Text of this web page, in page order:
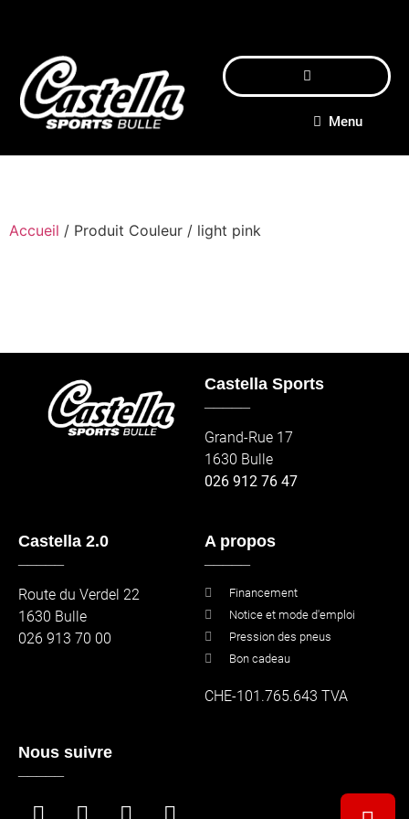
Menu
Accueil / Produit Couleur / light pink
Castella Sports
Grand-Rue 17
1630 Bulle
026 912 76 47
Castella 2.0
Route du Verdel 22
1630 Bulle
026 913 70 00
A propos
Financement
Notice et mode d'emploi
Pression des pneus
Bon cadeau
CHE-101.765.643 TVA
Nous suivre